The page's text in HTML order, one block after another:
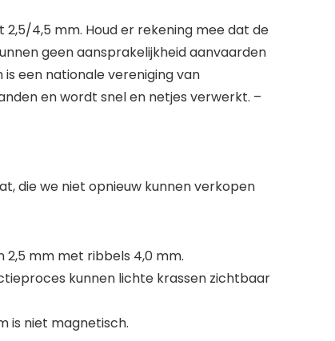
4,5 mm. Houd er rekening mee dat de
geen aansprakelijkheid aanvaarden
een nationale vereniging van
en wordt snel en netjes verwerkt. –
die we niet opnieuw kunnen verkopen
2,5 mm met ribbels 4,0 mm.
kunnen lichte krassen zichtbaar
is niet magnetisch.